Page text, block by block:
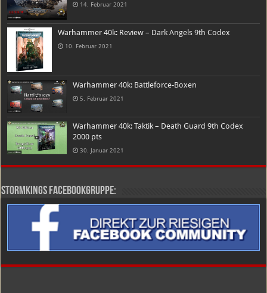
14. Februar 2021
Warhammer 40k: Review – Dark Angels 9th Codex
10. Februar 2021
Warhammer 40k: Battleforce-Boxen
5. Februar 2021
Warhammer 40k: Taktik – Death Guard 9th Codex
2000 pts
30. Januar 2021
Stormkings Facebookgruppe: